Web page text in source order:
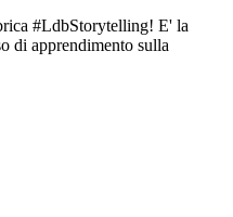
#LdbStorytelling! E' la
di apprendimento sulla